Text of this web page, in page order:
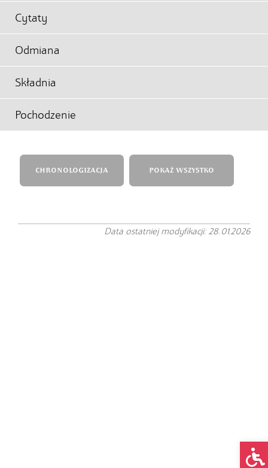
Cytaty
Odmiana
Składnia
Pochodzenie
CHRONOLOGIZACJA POKAŻ WSZYSTKO
Data ostatniej modyfikacji: 28.01.2026